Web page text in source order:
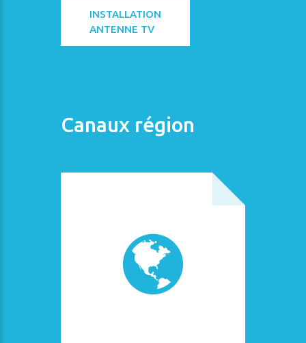
INSTALLATION
ANTENNE TV
Canaux région